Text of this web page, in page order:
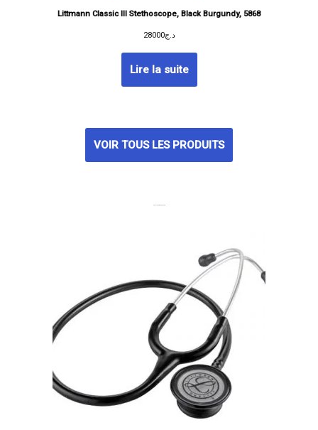
Littmann Classic III Stethoscope, Black Burgundy, 5868
د.ج28000
Lire la suite
VOIR TOUS LES PRODUITS